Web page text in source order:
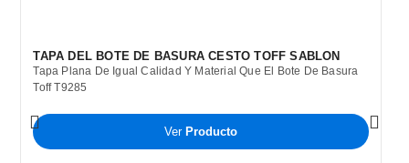
TAPA DEL BOTE DE BASURA CESTO TOFF SABLON
Tapa Plana De Igual Calidad Y Material Que El Bote De Basura
Toff T9285
Ver Producto